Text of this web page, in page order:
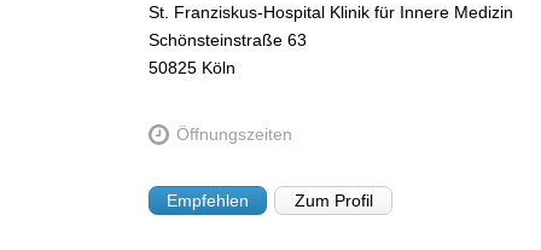
St. Franziskus-Hospital Klinik für Innere Medizin
Schönsteinstraße 63
50825 Köln
Öffnungszeiten
Empfehlen Zum Profil